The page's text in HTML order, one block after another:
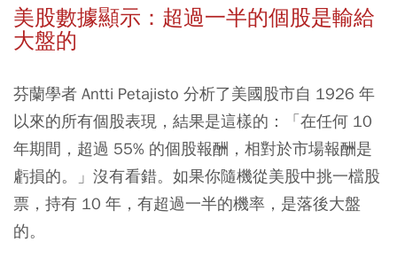
美股數據顯示：超過一半的個股是輸給
大盤的
芬蘭學者 Antti Petajisto 分析了美國股市自 1926 年
以來的所有個股表現，結果是這樣的：「在任何 10
年期間，超過 55% 的個股報酬，相對於市場報酬是
虧損的。」沒有看錯。如果你隨機從美股中挑一檔股
票，持有 10 年，有超過一半的機率，是落後大盤
的。